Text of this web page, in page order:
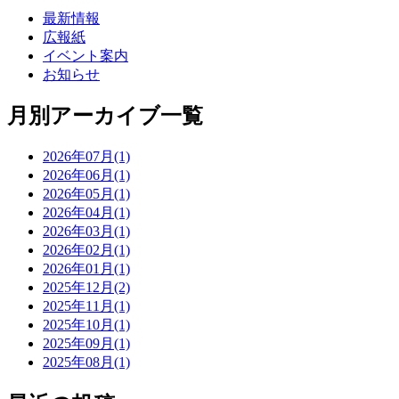
最新情報
広報紙
イベント案内
お知らせ
月別アーカイブ一覧
2026年07月(1)
2026年06月(1)
2026年05月(1)
2026年04月(1)
2026年03月(1)
2026年02月(1)
2026年01月(1)
2025年12月(2)
2025年11月(1)
2025年10月(1)
2025年09月(1)
2025年08月(1)